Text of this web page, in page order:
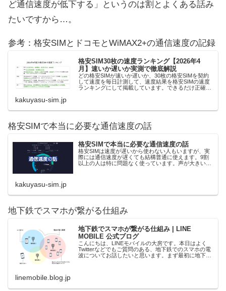
ど通信速度が低下する」というのは割とよくある話み
たいですから…。
参考：格安SIMとドコモとWiMAX2+の通信速度の記録
格安SIM30枚の速度ランキング【2026年4
月】速いか遅いか実測で徹底解説
どの格安SIMが速いか遅いか、30枚の格安SIMを契約
して速度を毎日計測して、速度結果を格安SIMの速度
ランキングにして掲載しています。できるだけ正確に
kakuyasu-sim.jp
格安SIMで本当に必要な通信速度の話
格安SIMで本当に必要な通信速度の話
格安SIMは速度が遅いから使わない人もいますが、実
際には通信速度が遅くても結構普通に使えます。9割
以上の人は特に問題なく使っています。声が大きい少
kakuyasu-sim.jp
地下鉄でスマホが繋がる仕組み
地下鉄でスマホが繋がる仕組み | LINE
MOBILE 公式ブログ
こんにちは、LINEモバイルの大房です。本日はよく
Twitterなどでもご質問のある、地下鉄でのスマホの電
波についてお話したいと思います。まず最初に地下鉄
linemobile.blog.jp